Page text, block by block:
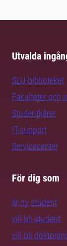
Utvalda
SLU-biblioteket
Fakulteter och
Studentkårer
IT-support
Servicecenter
För dig som
är ny student
vill bli student
vill bli